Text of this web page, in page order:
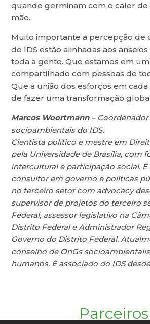
quando germinam com o calor
mão.
Muito importante a percepção de
do IDS estão alinhadas aos
toda a gente. Que estamos em
compartilhado com pessoas de
Que a união dos esforços em
de fazer uma transformação
Marcos Woortmann –
socioambientais do IDS.
Cientista político e mestre em
pela Universidade de Brasília, com
intercultural e participação social.
consultor em governo e políticas
no terceiro setor com advocacy
supervisor de projetos do terceiro
Federal, assessor legislativo na
Distrito Federal e Administrador
Governo do Distrito Federal.
conselho de OnGs
humanos. É associado do IDS
Parceiros